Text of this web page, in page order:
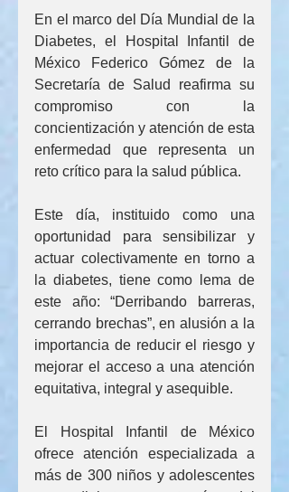
En el marco del Día Mundial de la
Diabetes, el Hospital Infantil de
México Federico Gómez de la
Secretaría de Salud reafirma su
compromiso con la
concientización y atención de esta
enfermedad que representa un
reto crítico para la salud pública.
Este día, instituido como una
oportunidad para sensibilizar y
actuar colectivamente en torno a
la diabetes, tiene como lema de
este año: “Derribando barreras,
cerrando brechas”, en alusión a la
importancia de reducir el riesgo y
mejorar el acceso a una atención
equitativa, integral y asequible.
El Hospital Infantil de México
ofrece atención especializada a
más de 300 niños y adolescentes